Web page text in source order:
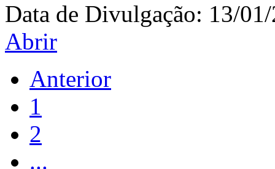
Data de Divulgação: 13/
Abrir
Anterior
1
2
...